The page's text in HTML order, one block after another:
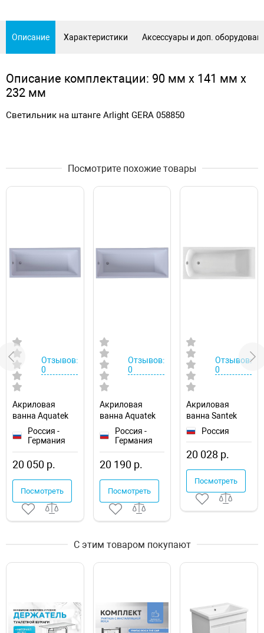
Описание Характеристики Аксессуары и доп.
Описание комплектации: 90 мм х 141 мм х
232 мм
Светильник на штанге Arlight GERA 058850
Посмотрите похожие товары
Отзывов:
0
Акриловая
ванна Aquatek
Eco-friendly
София 170x70
Россия -
Германия
20 050 р.
Посмотреть
Отзывов:
0
Акриловая
ванна Aquatek
Eco-friendly
Лайма 170х70
Россия -
Германия
20 190 р.
Посмотреть
Отзывов:
0
Акриловая
ванна Santek
Фиджи 180x80
Россия
20 028 р.
Посмотреть
С этим товаром покупают